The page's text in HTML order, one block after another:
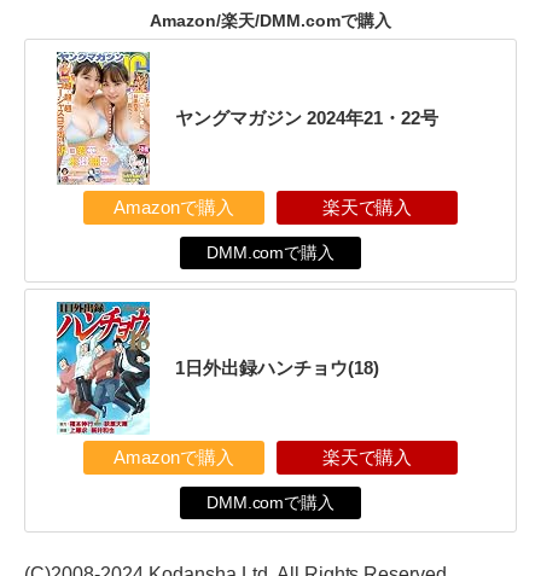
Amazon/楽天/DMM.comで購入
ヤングマガジン 2024年21・22号
Amazonで購入 楽天で購入
DMM.comで購入
1日外出録ハンチョウ(18)
Amazonで購入 楽天で購入
DMM.comで購入